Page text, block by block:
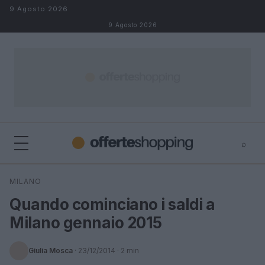
Salta al contenuto
9 Agosto 2026
9 Agosto 2026
⌕
Cerca
MILANO
Quando cominciano i saldi a
Milano gennaio 2015
Giulia Mosca · 23/12/2014 · 2 min